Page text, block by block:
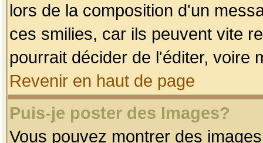
lors de la composition d'un
ces smilies, car ils peuvent vite
pourrait décider de l'éditer, voire
Revenir en haut de page
Puis-je poster des Images?
Vous pouvez montrer des